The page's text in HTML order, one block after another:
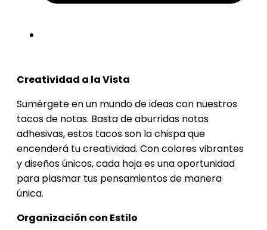
Creatividad a la Vista
Sumérgete en un mundo de ideas con nuestros
tacos de notas. Basta de aburridas notas
adhesivas, estos tacos son la chispa que
encenderá tu creatividad. Con colores vibrantes
y diseños únicos, cada hoja es una oportunidad
para plasmar tus pensamientos de manera
única.
Organización con Estilo